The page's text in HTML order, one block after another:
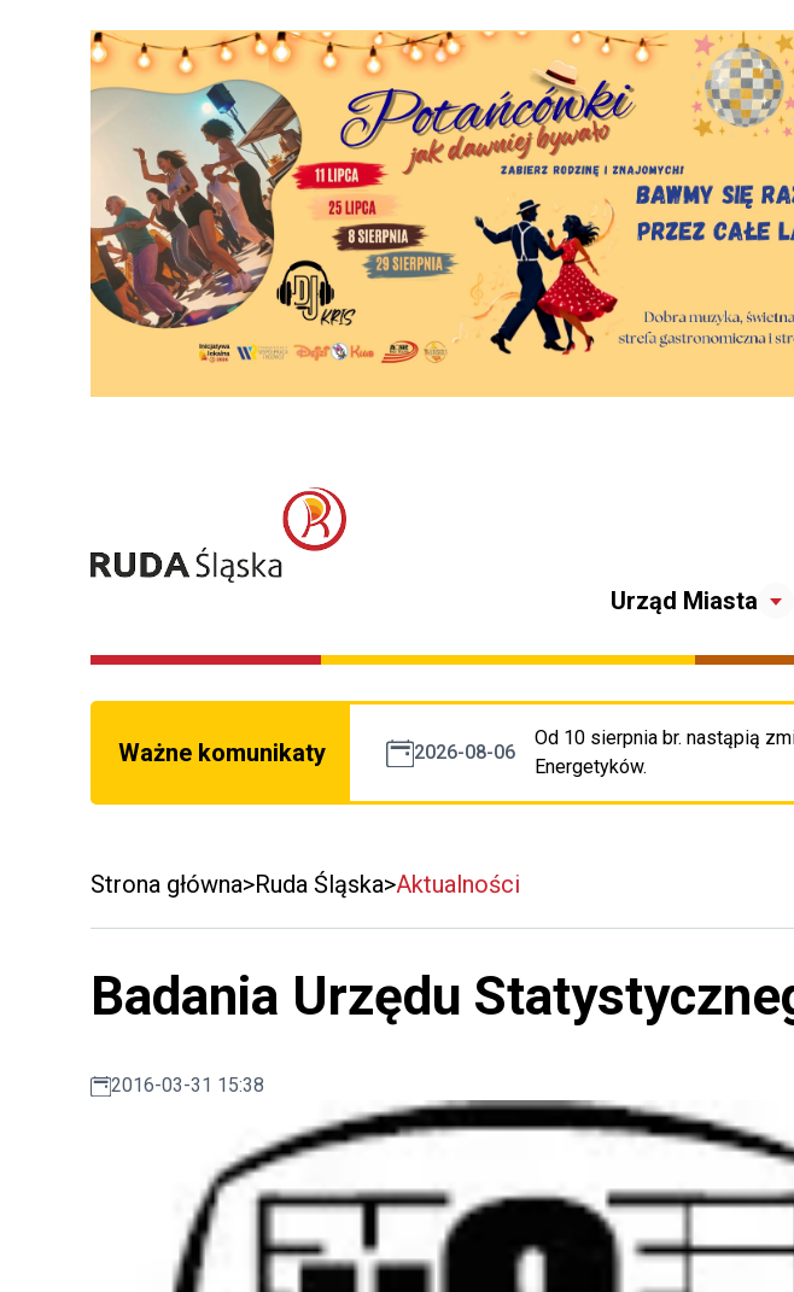
Urząd Miasta
Ważne komunikaty 2026-08-06
Od 10 sierpnia br. nastąpią
Energetyków.
Strona główna Ruda Śląska Aktualności
Badania Urzędu
2016-03-31 15:38